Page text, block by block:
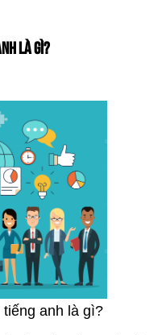
LÀ GÌ?
anh là gì?